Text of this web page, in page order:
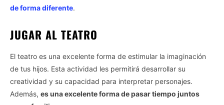
de forma diferente.
JUGAR AL TEATRO
El teatro es una excelente forma de estimular la imaginación
de tus hijos. Esta actividad les permitirá desarrollar su
creatividad y su capacidad para interpretar personajes.
Además, es una excelente forma de pasar tiempo juntos